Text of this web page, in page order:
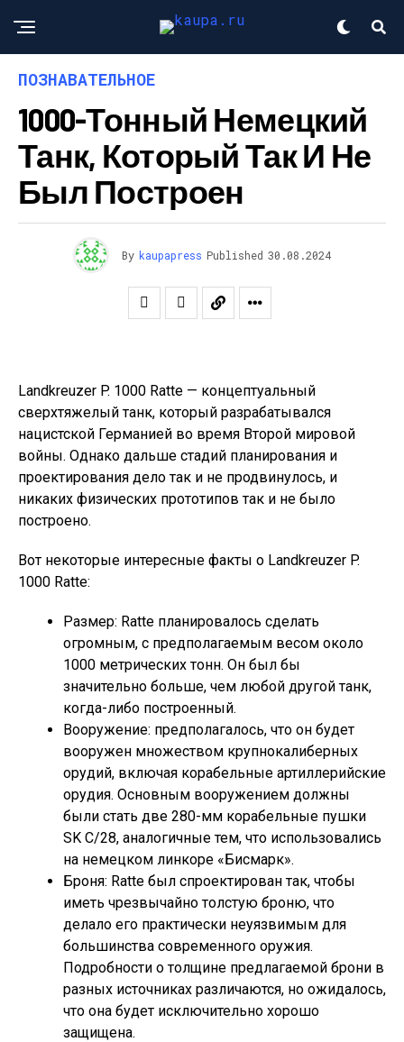
ПОЗНАВАТЕЛЬНОЕ
1000-Тонный Немецкий
Танк, Который Так И Не
Был Построен
By kaupapress Published 30.08.2024
Landkreuzer P. 1000 Ratte — концептуальный
сверхтяжелый танк, который разрабатывался
нацистской Германией во время Второй мировой
войны. Однако дальше стадий планирования и
проектирования дело так и не продвинулось, и
никаких физических прототипов так и не было
построено.
Вот некоторые интересные факты о Landkreuzer P.
1000 Ratte:
Размер: Ratte планировалось сделать
огромным, с предполагаемым весом около
1000 метрических тонн. Он был бы
значительно больше, чем любой другой танк,
когда-либо построенный.
Вооружение: предполагалось, что он будет
вооружен множеством крупнокалиберных
орудий, включая корабельные артиллерийские
орудия. Основным вооружением должны
были стать две 280-мм корабельные пушки
SK C/28, аналогичные тем, что использовались
на немецком линкоре «Бисмарк».
Броня: Ratte был спроектирован так, чтобы
иметь чрезвычайно толстую броню, что
делало его практически неуязвимым для
большинства современного оружия.
Подробности о толщине предлагаемой брони в
разных источниках различаются, но ожидалось,
что она будет исключительно хорошо
защищена.